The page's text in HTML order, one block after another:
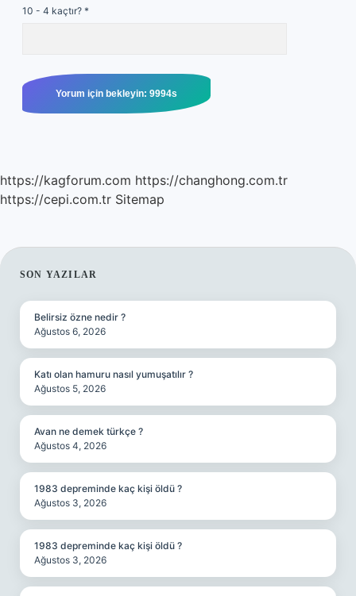
10 - 4 kaçtır? *
https://kagforum.com https://changhong.com.tr
https://cepi.com.tr Sitemap
SIDEBAR
SON YAZILAR
Belirsiz özne nedir ?
Ağustos 6, 2026
Katı olan hamuru nasıl yumuşatılır ?
Ağustos 5, 2026
Avan ne demek türkçe ?
Ağustos 4, 2026
1983 depreminde kaç kişi öldü ?
Ağustos 3, 2026
1983 depreminde kaç kişi öldü ?
Ağustos 3, 2026